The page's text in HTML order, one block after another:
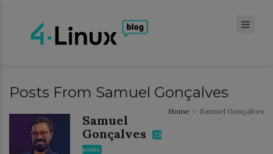
Posts From Samuel Gonçalves
Home Samuel Gonçalves
Samuel
Gonçalves
23
posts